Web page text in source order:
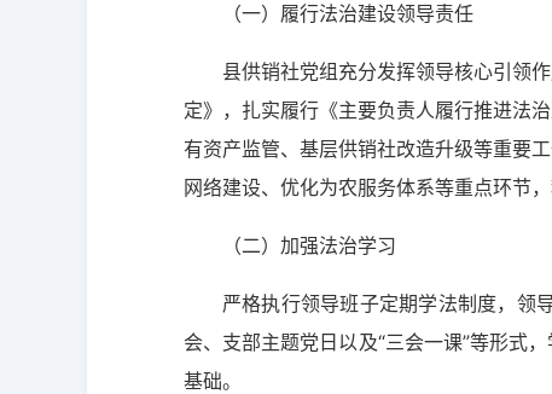
（一）履行法治建设领导责任
县供销社党组充分发挥领导核心引领
定》，扎实履行《主要负责人履行推进法
有资产监管、基层供销社改造升级等重要
网络建设、优化为农服务体系等重点环节
（二）加强法治学习
严格执行领导班子定期学法制度，领
会、支部主题党日以及“三会一课”等形式
基础。